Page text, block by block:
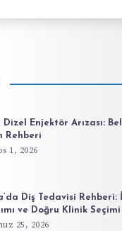
Dizel Enjektör Arızası:
Rehberi
1, 2026
Diş Tedavisi Rehberi:
ve Doğru Klinik Seçimi
25, 2026